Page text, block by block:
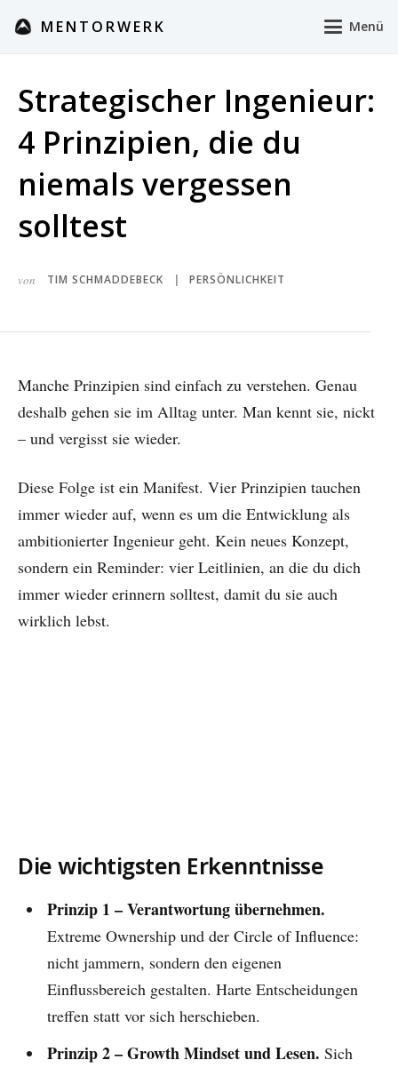
MENTORWERK Menü
Strategischer Ingenieur:
4 Prinzipien, die du
niemals vergessen
solltest
von TIM SCHMADDEBECK PERSÖNLICHKEIT
Manche Prinzipien sind einfach zu verstehen. Genau
deshalb gehen sie im Alltag unter. Man kennt sie, nickt
– und vergisst sie wieder.
Diese Folge ist ein Manifest. Vier Prinzipien tauchen
immer wieder auf, wenn es um die Entwicklung als
ambitionierter Ingenieur geht. Kein neues Konzept,
sondern ein Reminder: vier Leitlinien, an die du dich
immer wieder erinnern solltest, damit du sie auch
wirklich lebst.
Die wichtigsten Erkenntnisse
Prinzip 1 – Verantwortung übernehmen.
Extreme Ownership und der Circle of Influence:
nicht jammern, sondern den eigenen
Einflussbereich gestalten. Harte Entscheidungen
treffen statt vor sich herschieben.
Prinzip 2 – Growth Mindset und Lesen. Sich